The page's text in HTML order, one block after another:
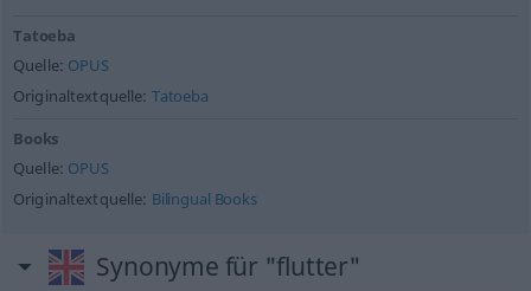
Tatoeba
Quelle: OPUS
Originaltextquelle: Tatoeba
Books
Quelle: OPUS
Originaltextquelle: Bilingual Books
Synonyme für "flutter"